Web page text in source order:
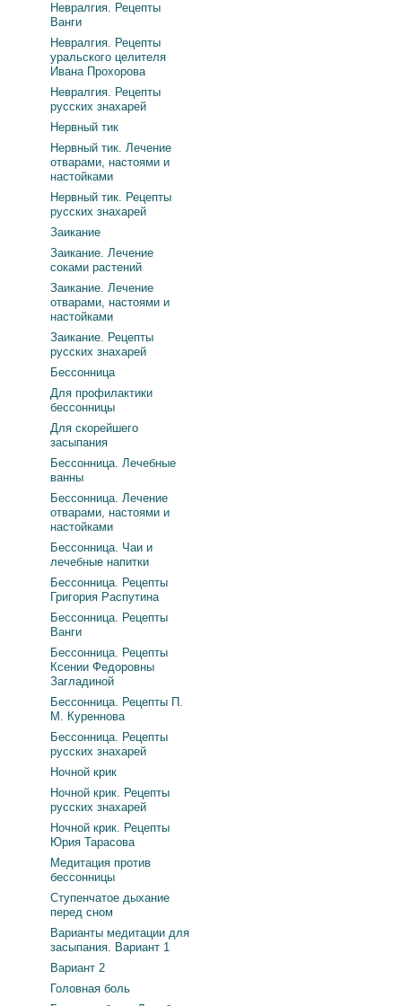
Невралгия. Рецепты
Ванги
Невралгия. Рецепты
уральского целителя
Ивана Прохорова
Невралгия. Рецепты
русских знахарей
Нервный тик
Нервный тик. Лечение
отварами, настоями и
настойками
Нервный тик. Рецепты
русских знахарей
Заикание
Заикание. Лечение
соками растений
Заикание. Лечение
отварами, настоями и
настойками
Заикание. Рецепты
русских знахарей
Бессонница
Для профилактики
бессонницы
Для скорейшего
засыпания
Бессонница. Лечебные
ванны
Бессонница. Лечение
отварами, настоями и
настойками
Бессонница. Чаи и
лечебные напитки
Бессонница. Рецепты
Григория Распутина
Бессонница. Рецепты
Ванги
Бессонница. Рецепты
Ксении Федоровны
Загладиной
Бессонница. Рецепты П.
М. Куреннова
Бессонница. Рецепты
русских знахарей
Ночной крик
Ночной крик. Рецепты
русских знахарей
Ночной крик. Рецепты
Юрия Тарасова
Медитация против
бессонницы
Ступенчатое дыхание
перед сном
Варианты медитации для
засыпания. Вариант 1
Вариант 2
Головная боль